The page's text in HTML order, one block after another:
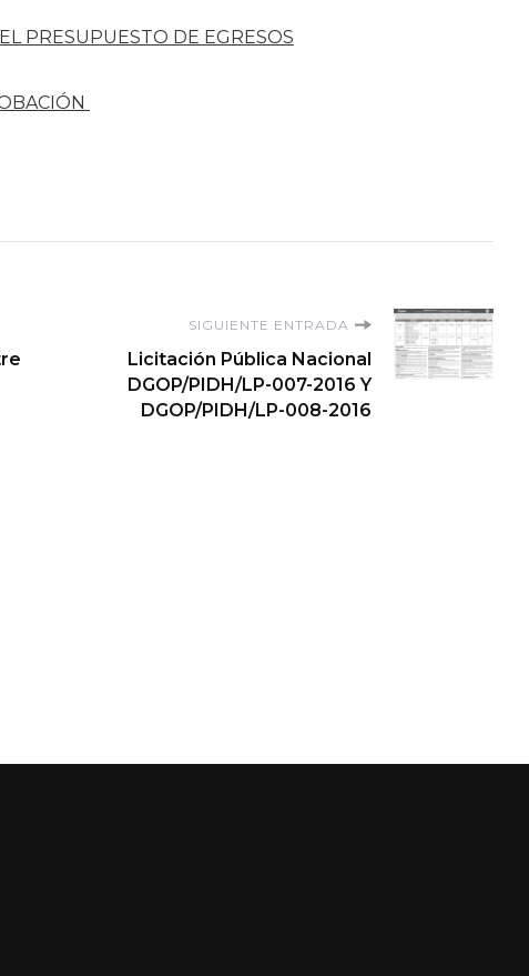
PRESUPUESTO DE EGRESOS
SIGUIENTE ENTRADA
Licitación Pública Nacional
DGOP/PIDH/LP-007-2016 Y
DGOP/PIDH/LP-008-2016